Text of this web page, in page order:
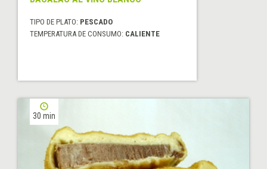
TIPO DE PLATO: PESCADO
TEMPERATURA DE CONSUMO: CALIENTE
30 min